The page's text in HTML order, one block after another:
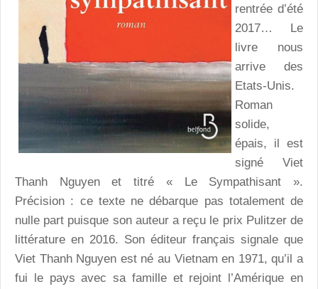
rentrée d’été
2017… Le
livre nous
arrive des
Etats-Unis.
Roman
solide,
épais, il est
signé Viet
Thanh Nguyen et titré « Le Sympathisant ».
Précision : ce texte ne débarque pas totalement de
nulle part puisque son auteur a reçu le prix Pulitzer de
littérature en 2016. Son éditeur français signale que
Viet Thanh Nguyen est né au Vietnam en 1971, qu’il a
fui le pays avec sa famille et rejoint l’Amérique en